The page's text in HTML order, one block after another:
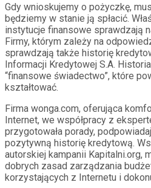
Gdy wnioskujemy o pożyczkę,
będziemy w stanie ją spłacić.
instytucje finansowe sprawdzają
Firmy, którym zależy na
sprawdzają także historię
Informacji Kredytowej S.A.
“finansowe świadectwo”, które
kształtować.
Firma wonga.com, oferująca
Internet, we współpracy z
przygotowała porady,
pozytywną historię kredytową.
autorskiej kampanii Kapitalni.org,
dobrych zasad zarządzania
korzystających z Internetu i